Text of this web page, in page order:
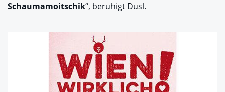
Schaumamoitschik“, beruhigt Dusl.